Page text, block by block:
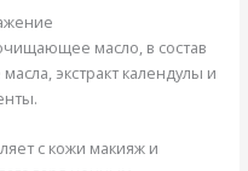
очищающее масло, в состав
экстракт календулы и
с кожи макияж и